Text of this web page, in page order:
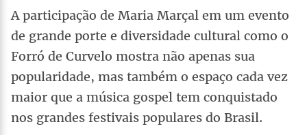
A participação de Maria Marçal em um evento
de grande porte e diversidade cultural como o
Forró de Curvelo mostra não apenas sua
popularidade, mas também o espaço cada vez
maior que a música gospel tem conquistado
nos grandes festivais populares do Brasil.